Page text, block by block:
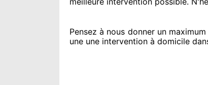
Pensez à nous donnerun maximum
une une intervention à domicile